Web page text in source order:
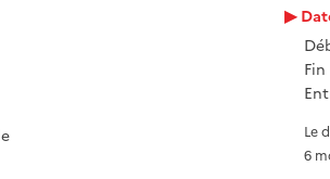
Le
6